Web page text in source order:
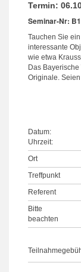
Termin:
Seminar-Nr:
Tauchen Sie
interessante
wie etwa
Das
Originale.
Datum:
Uhrzeit:
Ort
Treffpunkt
Referent
Bitte
beachten